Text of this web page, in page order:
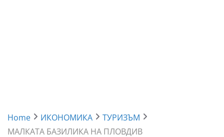
Home ИКОНОМИКА
ТУРИЗЪМ
МАЛКАТА БАЗИЛИКА НА ПЛОВДИВ